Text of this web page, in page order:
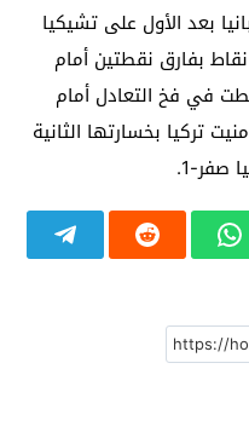
بعد الأول على تشيكيا
1-صفر، فانفردت بالصدارة برصيد 6 نقاط بفارق نقطتين أمام
في فخ التعادل أمام
منيت تركيا بخسارتها الثانية
صفر-1.